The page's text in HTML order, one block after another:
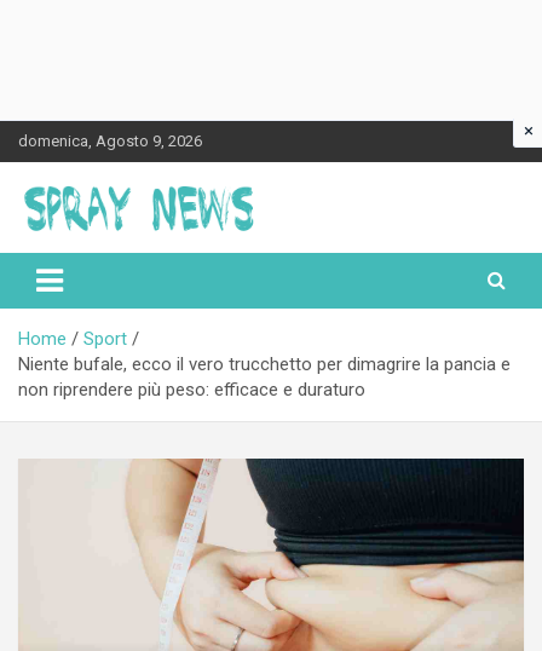
Skip
to
content
domenica, Agosto 9, 2026
Spraynews.it
Home
Sport
Niente bufale, ecco il vero trucchetto per dimagrire la pancia e
non riprendere più peso: efficace e duraturo
×